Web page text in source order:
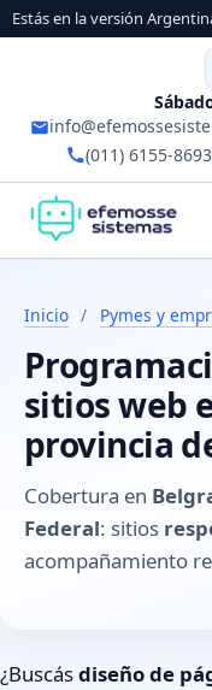
Estás en la versión
(011) 6155-8693
Inicio / Pymes y
sitios web
provincia
Cobertura en
Federal: sitios
acompañamiento
¿Buscásdiseño de